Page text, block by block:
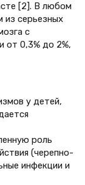
[2]. В любом
из серьезных
с
от 0,3% до 2%,
у детей,
роль
(черепно-
инфекции и